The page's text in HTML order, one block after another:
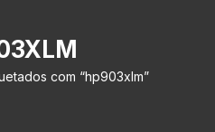
com “hp903xlm”